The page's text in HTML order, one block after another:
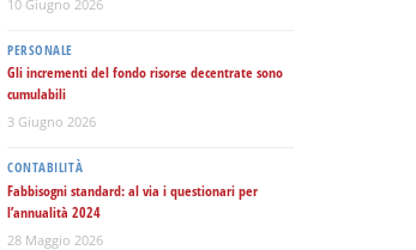
10 Giugno 2026
PERSONALE
Gli incrementi del fondo risorse decentrate sono
cumulabili
3 Giugno 2026
CONTABILITÀ
Fabbisogni standard: al via i questionari per
l’annualità 2024
28 Maggio 2026